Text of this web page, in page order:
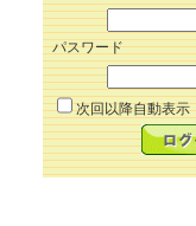
パスワード
次回以降自動表示